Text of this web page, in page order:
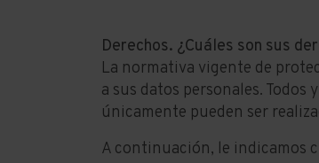
Derechos. ¿Cuáles son sus
La normativa vigente de
a sus datos personales.
únicamente pueden ser
A continuación, le indicamos